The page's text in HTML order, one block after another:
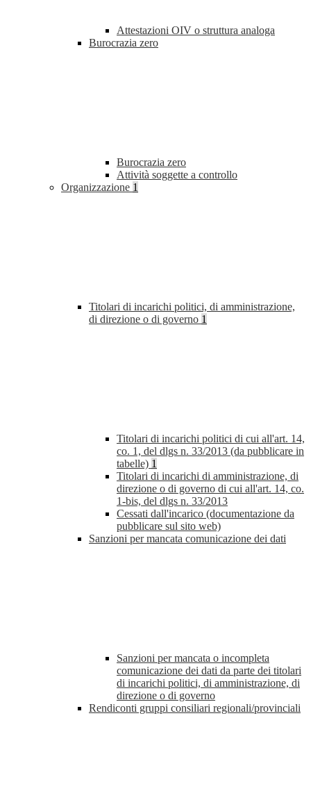
Attestazioni OIV o struttura analoga
Burocrazia zero
Burocrazia zero
Attività soggette a controllo
Organizzazione 1
Titolari di incarichi politici, di amministrazione,
di direzione o di governo 1
Titolari di incarichi politici di cui all'art. 14,
co. 1, del dlgs n. 33/2013 (da pubblicare in
tabelle) 1
Titolari di incarichi di amministrazione, di
direzione o di governo di cui all'art. 14, co.
1-bis, del dlgs n. 33/2013
Cessati dall'incarico (documentazione da
pubblicare sul sito web)
Sanzioni per mancata comunicazione dei dati
Sanzioni per mancata o incompleta
comunicazione dei dati da parte dei titolari
di incarichi politici, di amministrazione, di
direzione o di governo
Rendiconti gruppi consiliari regionali/provinciali